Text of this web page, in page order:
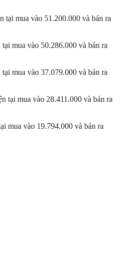
mua vào 51.200.000 và bán ra
mua vào 50.286.000 và bán ra
mua vào 37.079.000 và bán ra
tại mua vào 28.411.000 và bán ra
mua vào 19.794.000 và bán ra